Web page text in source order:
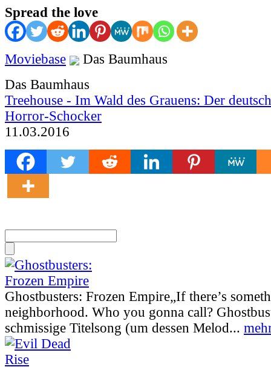
Spread the love
Moviebase
Das Baumhaus
Das Baumhaus
Treehouse - Im Wald des Grauens: Der
Horror-Schocker
11.03.2016
Ghostbusters: Frozen Empire„If there’s
neighborhood. Who you gonna call?
schmissige Titelsong (um dessen Melod...